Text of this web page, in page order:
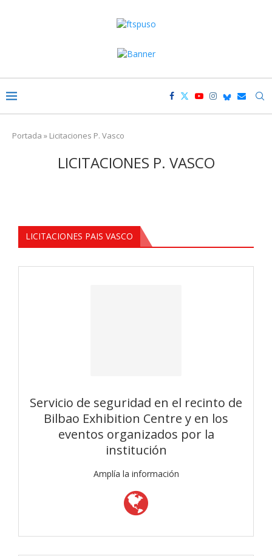
Portada » Licitaciones P. Vasco
LICITACIONES P. VASCO
LICITACIONES PAIS VASCO
Servicio de seguridad en el recinto de
Bilbao Exhibition Centre y en los
eventos organizados por la
institución
Amplía la información